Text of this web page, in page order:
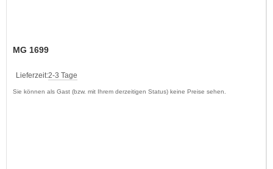
MG 1699
Lieferzeit:2-3 Tage
Sie können als Gast (bzw. mit Ihrem derzeitigen Status) keine Preise sehen.